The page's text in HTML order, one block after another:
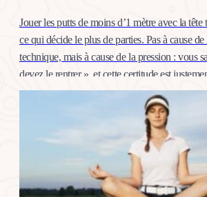
Jouer les putts de moins d’1 mètre avec la tête
ce qui décide le plus de parties. Pas à cause
technique, mais à cause de la pression : vous
devez le rentrer », et cette certitude est
La bonne nouvelle, c’est…